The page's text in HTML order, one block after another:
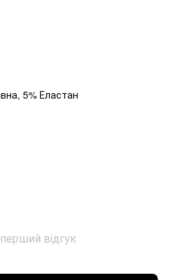
5% Еластан
відгук